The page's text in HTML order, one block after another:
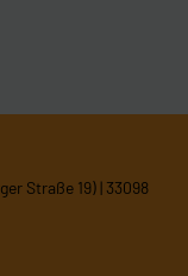
Straße 19) | 33098